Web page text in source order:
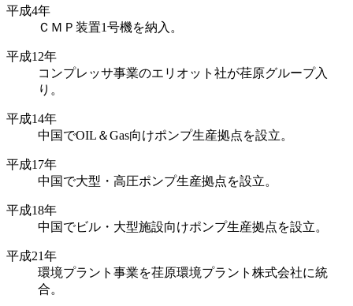
平成4年
ＣＭＰ装置1号機を納入。
平成12年
コンプレッサ事業のエリオット社が荏原グループ入
り。
平成14年
中国でOIL＆Gas向けポンプ生産拠点を設立。
平成17年
中国で大型・高圧ポンプ生産拠点を設立。
平成18年
中国でビル・大型施設向けポンプ生産拠点を設立。
平成21年
環境プラント事業を荏原環境プラント株式会社に統
合。